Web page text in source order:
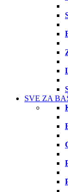
SVE ZA